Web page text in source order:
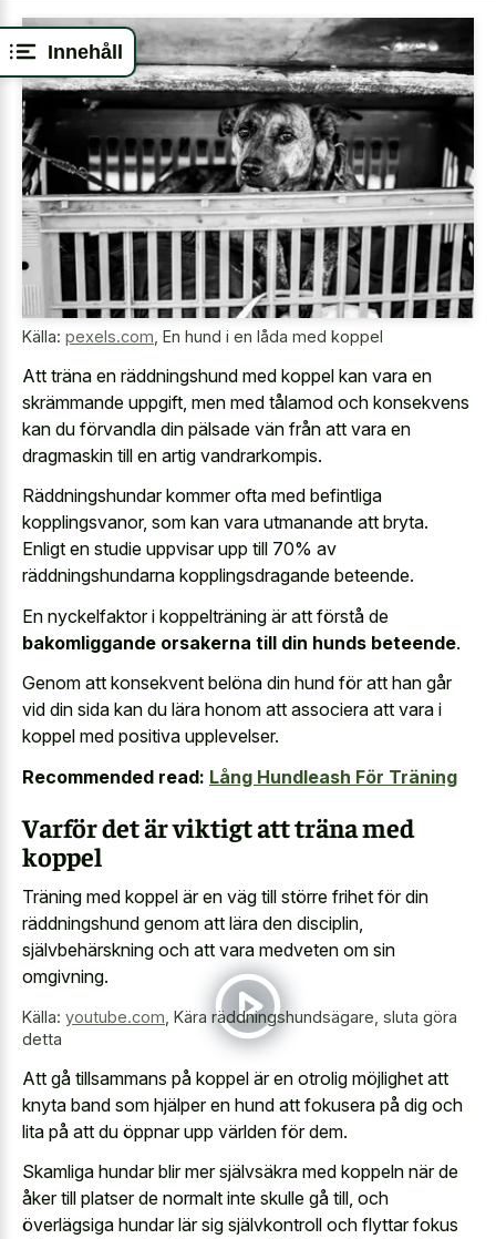
Innehåll
Källa: pexels.com En hund i en låda med koppel
Att träna en räddningshund med koppel kan vara en
skrämmande uppgift, men med tålamod och konsekvens
kan du förvandla din pälsade vän från att vara en
dragmaskin till en artig vandrarkompis.
Räddningshundar kommer ofta med befintliga
kopplingsvanor, som kan vara utmanande att bryta.
Enligt en studie uppvisar upp till 70% av
räddningshundarna kopplingsdragande beteende.
En nyckelfaktor i koppelträning är att förstå de
bakomliggande orsakerna till din hunds beteende.
Genom att konsekvent belöna din hund för att han går
vid din sida kan du lära honom att associera att vara i
koppel med positiva upplevelser.
Recommended read: Lång Hundleash För Träning
Varför det är viktigt att träna med
koppel
Träning med koppel är en väg till större frihet för din
räddningshund genom att lära den disciplin,
självbehärskning och att vara medveten om sin
omgivning.
Källa: youtube.com Kära räddningshundsägare, sluta göra
detta
Att gå tillsammans på koppel är en otrolig möjlighet att
knyta band som hjälper en hund att fokusera på dig och
lita på att du öppnar upp världen för dem.
Skamliga hundar blir mer självsäkra med koppeln när de
åker till platser de normalt inte skulle gå till, och
överlägsiga hundar lär sig självkontroll och flyttar fokus